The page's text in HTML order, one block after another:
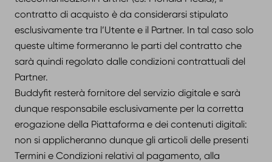
contratto di acquisto è da considerarsi stipulato
esclusivamente tra l’Utente e il Partner. In tal caso solo
queste ultime formeranno le parti del contratto che
sarà quindi regolato dalle condizioni contrattuali del
Partner.
Buddyfit resterà fornitore del servizio digitale e sarà
dunque responsabile esclusivamente per la corretta
erogazione della Piattaforma e dei contenuti digitali:
non si applicheranno dunque gli articoli delle presenti
Termini e Condizioni relativi al pagamento, alla